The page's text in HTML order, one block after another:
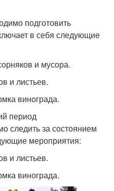
подготовить
в себя следующие
и мусора.
и листьев.
винограда.
период
следить за состоянием
мероприятия:
и листьев.
винограда.